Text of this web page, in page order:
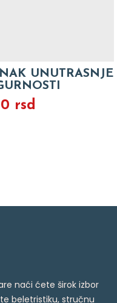
UNUTRASNJE
rsd
naći ćete širok izbor
beletristiku, stručnu